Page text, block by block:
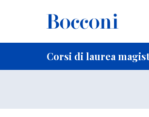
Corsi di laurea
Briciole di pane
Home per studenti iscritti